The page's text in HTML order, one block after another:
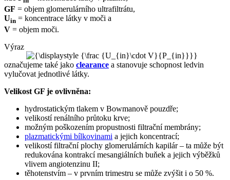
GF = objem glomerulárního ultrafiltrátu,
Uin = koncentrace látky v moči a
V = objem moči.
Výraz
označujeme také jako clearance a stanovuje schopnost ledvin
vylučovat jednotlivé látky.
Velikost GF je ovlivněna:
hydrostatickým tlakem v Bowmanově pouzdře;
velikostí renálního průtoku krve;
možným poškozením propustnosti filtrační membrány;
plazmatickými bílkovinami a jejich koncentrací;
velikostí filtrační plochy glomerulárních kapilár – ta může být
redukována kontrakcí mesangiálních buňek a jejich výběžků
vlivem angiotenzinu II;
těhotenstvím – v prvním trimestru se může zvýšit i o 50 %.